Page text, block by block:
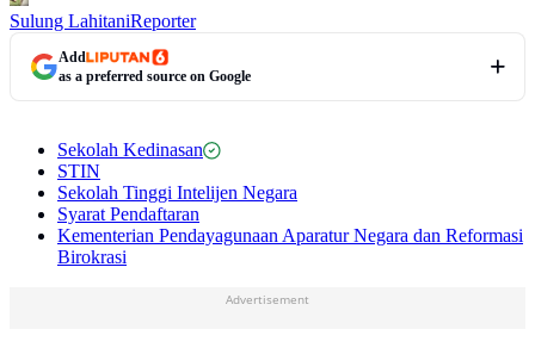
Sulung LahitaniReporter
Add
as a preferred source on Google
Sekolah Kedinasan
STIN
Sekolah Tinggi Intelijen Negara
Syarat Pendaftaran
Kementerian Pendayagunaan Aparatur Negara dan Reformasi
Birokrasi
Advertisement